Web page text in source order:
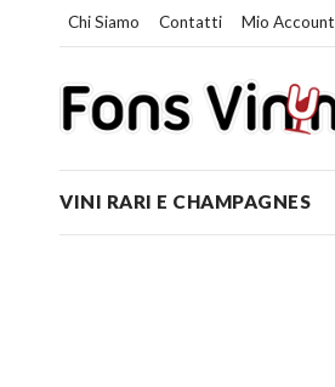
Chi Siamo Contatti Mio Account
VINI RARI E CHAMPAGNES